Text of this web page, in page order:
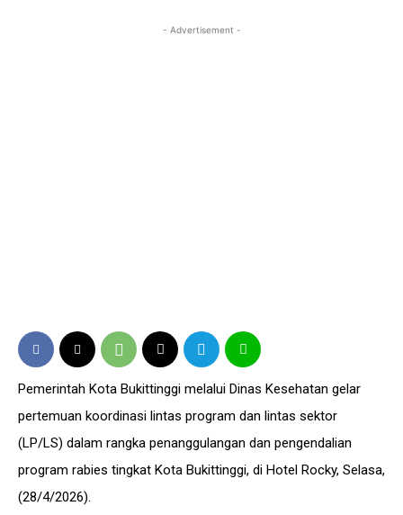
- Advertisement -
Pemerintah Kota Bukittinggi melalui Dinas Kesehatan gelar
pertemuan koordinasi lintas program dan lintas sektor
(LP/LS) dalam rangka penanggulangan dan pengendalian
program rabies tingkat Kota Bukittinggi, di Hotel Rocky, Selasa,
(28/4/2026).